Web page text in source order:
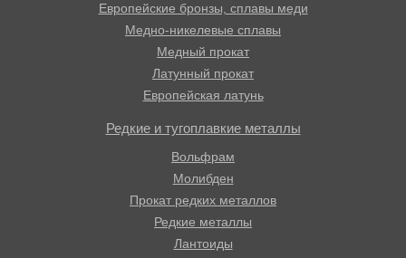
Европейские бронзы, сплавы меди
Медно-никелевые сплавы
Медный прокат
Латунный прокат
Европейская латунь
Редкие и тугоплавкие металлы
Вольфрам
Молибден
Прокат редких металлов
Редкие металлы
Лантоиды